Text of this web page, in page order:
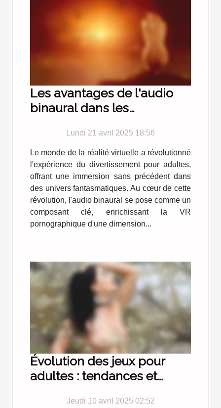
Les avantages de l'audio
binaural dans les
Lundi 21 avril 2025 18:56
Le monde de la réalité virtuelle a révolutionné
l'expérience du divertissement pour adultes,
offrant une immersion sans précédent dans
des univers fantasmatiques. Au cœur de cette
révolution, l'audio binaural se pose comme un
composant clé, enrichissant la VR
pornographique d'une dimension...
Évolution des jeux pour
adultes : tendances et
Jeudi 10 avril 2025 02:52